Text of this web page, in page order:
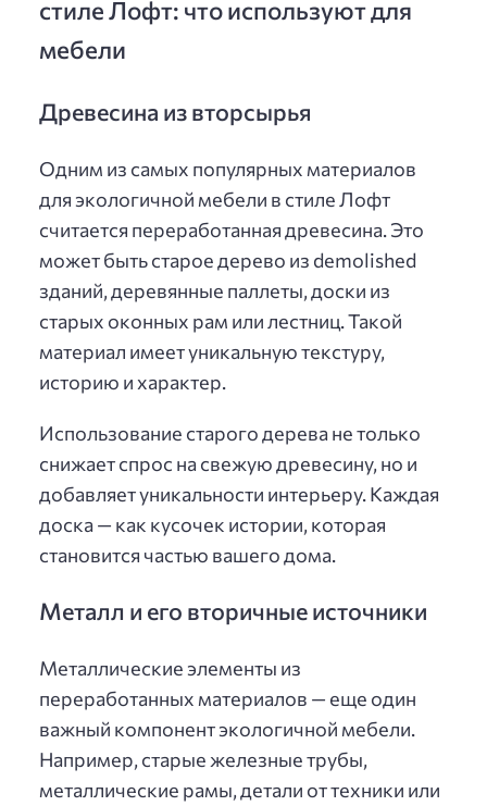
стиле Лофт: что используют для
мебели
Древесина из вторсырья
Одним из самых популярных материалов
для экологичной мебели в стиле Лофт
считается переработанная древесина. Это
может быть старое дерево из demolished
зданий, деревянные паллеты, доски из
старых оконных рам или лестниц. Такой
материал имеет уникальную текстуру,
историю и характер.
Использование старого дерева не только
снижает спрос на свежую древесину, но и
добавляет уникальности интерьеру. Каждая
доска — как кусочек истории, которая
становится частью вашего дома.
Металл и его вторичные источники
Металлические элементы из
переработанных материалов — еще один
важный компонент экологичной мебели.
Например, старые железные трубы,
металлические рамы, детали от техники или